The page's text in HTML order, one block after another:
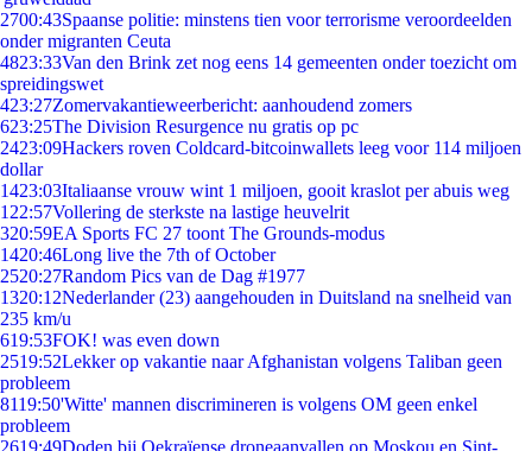
2700:43Spaanse politie: minstens tien voor terrorisme veroordeelden
onder migranten Ceuta
4823:33Van den Brink zet nog eens 14 gemeenten onder toezicht om
spreidingswet
423:27Zomervakantieweerbericht: aanhoudend zomers
623:25The Division Resurgence nu gratis op pc
2423:09Hackers roven Coldcard-bitcoinwallets leeg voor 114 miljoen
dollar
1423:03Italiaanse vrouw wint 1 miljoen, gooit kraslot per abuis weg
1 22:57Vollering de sterkste na lastige heuvelrit
320:59EA Sports FC 27 toont The Grounds-modus
1420:46Long live the 7th of October
2520:27Random Pics van de Dag #1977
1320:12Nederlander (23) aangehouden in Duitsland na snelheid van
235 km/u
619:53FOK! was even down
2519:52Lekker op vakantie naar Afghanistan volgens Taliban geen
probleem
8119:50'Witte' mannen discrimineren is volgens OM geen enkel
probleem
2619:49Doden bij Oekraïense droneaanvallen op Moskou en Sint-